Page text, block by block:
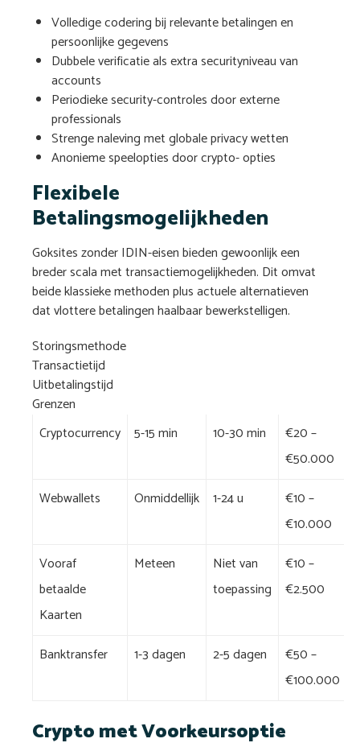
Volledige codering bij relevante betalingen en
persoonlijke gegevens
Dubbele verificatie als extra securityniveau van
accounts
Periodieke security-controles door externe
professionals
Strenge naleving met globale privacy wetten
Anonieme speelopties door crypto- opties
Flexibele
Betalingsmogelijkheden
Goksites zonder IDIN-eisen bieden gewoonlijk een
breder scala met transactiemogelijkheden. Dit omvat
beide klassieke methoden plus actuele alternatieven
dat vlottere betalingen haalbaar bewerkstelligen.
Storingsmethode
Transactietijd
Uitbetalingstijd
Grenzen
Cryptocurrency
5-15 min 10-30 min
€20 –
€50.000
Webwallets
Onmiddellijk 1-24 u
€10 –
€10.000
Vooraf
betaalde
Kaarten
Meteen
Niet van
toepassing
€10 –
€2.500
Banktransfer 1-3 dagen 2-5 dagen
€50 –
€100.000
Crypto met Voorkeursoptie